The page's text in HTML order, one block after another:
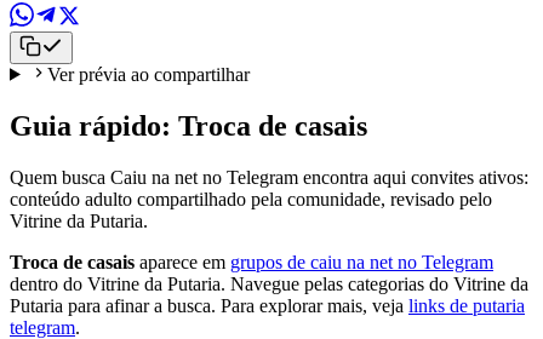
Ver prévia ao compartilhar
Guia rápido: Troca de casais
Quem busca Caiu na net no Telegram encontra aqui convites ativos:
conteúdo adulto compartilhado pela comunidade, revisado pelo
Vitrine da Putaria.
Troca de casais aparece em grupos de caiu na net no Telegram
dentro do Vitrine da Putaria. Navegue pelas categorias do Vitrine da
Putaria para afinar a busca. Para explorar mais, veja links de putaria
telegram.